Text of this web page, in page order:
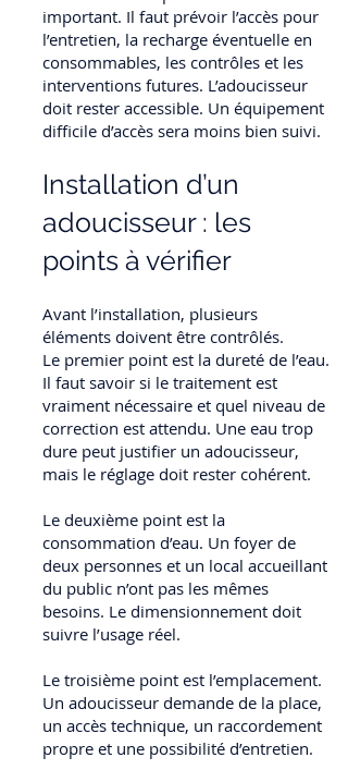
important. Il faut prévoir l’accès pour
l’entretien, la recharge éventuelle en
consommables, les contrôles et les
interventions futures. L’adoucisseur
doit rester accessible. Un équipement
difficile d’accès sera moins bien suivi.
Installation d’un
adoucisseur : les
points à vérifier
Avant l’installation, plusieurs
éléments doivent être contrôlés.
Le premier point est la dureté de l’eau.
Il faut savoir si le traitement est
vraiment nécessaire et quel niveau de
correction est attendu. Une eau trop
dure peut justifier un adoucisseur,
mais le réglage doit rester cohérent.
Le deuxième point est la
consommation d’eau. Un foyer de
deux personnes et un local accueillant
du public n’ont pas les mêmes
besoins. Le dimensionnement doit
suivre l’usage réel.
Le troisième point est l’emplacement.
Un adoucisseur demande de la place,
un accès technique, un raccordement
propre et une possibilité d’entretien.